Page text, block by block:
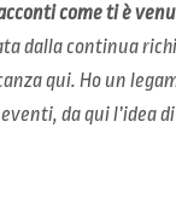
come ti è
dalla continua
qui. Ho un
da qui l’idea